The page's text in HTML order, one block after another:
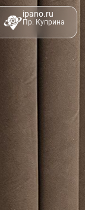
ipano.ru
Пр. Куприна